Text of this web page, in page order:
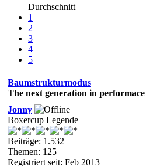
Durchschnitt
1
2
3
4
5
Baumstrukturmodus
The next generation in performace
Jonny
Boxercup Legende
Beiträge: 1.532
Themen: 125
Registriert seit: Feb 2013